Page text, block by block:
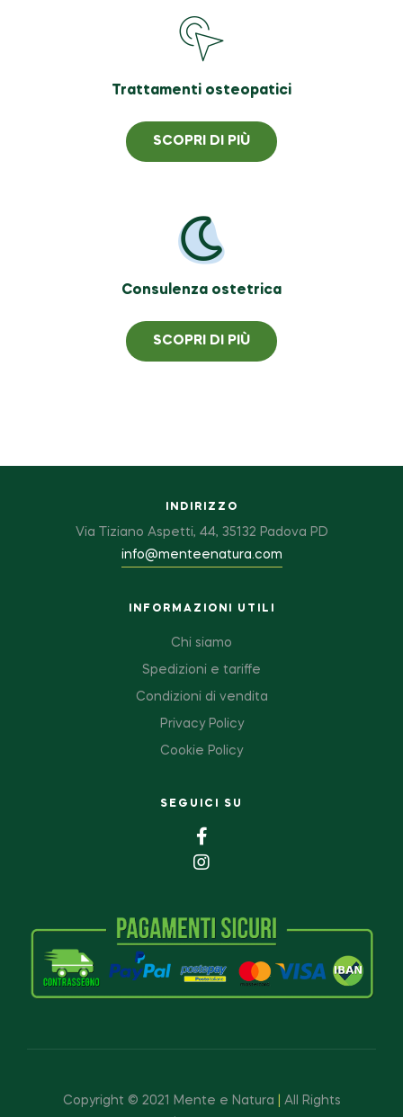
Trattamenti osteopatici
SCOPRI DI PIÙ
Consulenza ostetrica
SCOPRI DI PIÙ
INDIRIZZO
Via Tiziano Aspetti, 44, 35132 Padova PD
info@menteenatura.com
INFORMAZIONI UTILI
Chi siamo
Spedizioni e tariffe
Condizioni di vendita
Privacy Policy
Cookie Policy
SEGUICI SU
Copyright © 2021 Mente e Natura All Rights